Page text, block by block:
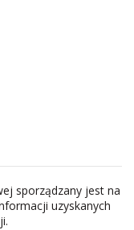
sporządzany jest na
uzyskanych